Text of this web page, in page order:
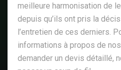
meilleure harmonisation de
depuis qu’ils ont pris la
l’entretien de ces derniers.
informations à propos de
demander un devis détaillé,